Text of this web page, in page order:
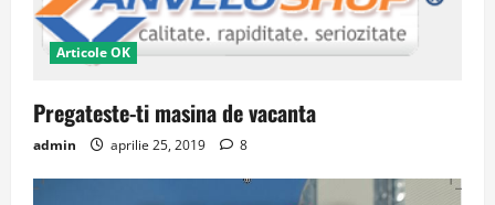
Articole OK
Pregateste-ti masina de vacanta
admin aprilie 25, 2019 8